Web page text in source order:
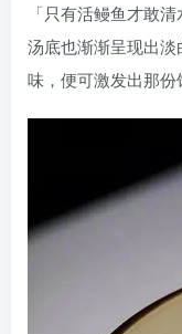
「只有活鳗鱼才敢
汤底也渐渐呈现出
味，便可激发出那份